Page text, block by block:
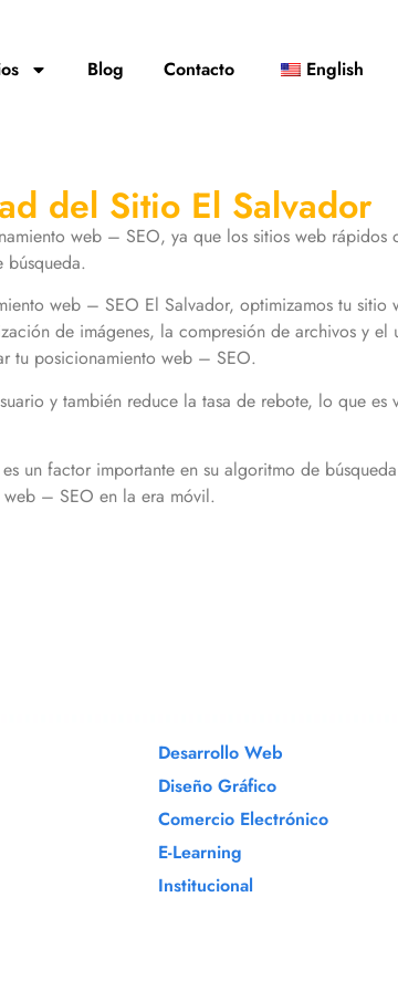
Blog Contacto English
del Sitio El Salvador
web – SEO, ya que los sitios web rápidos
búsqueda.
web – SEO El Salvador, optimizamos tu
de imágenes, la compresión de archivos y el
tu posicionamiento web – SEO.
y también reduce la tasa de rebote, lo que es
un factor importante en su algoritmo de
– SEO en la era móvil.
Desarrollo Web
Diseño Gráfico
Comercio Electrónico
E-Learning
Institucional